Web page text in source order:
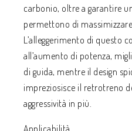
carbonio, oltre a garantire
permettono di
L’alleggerimento di questo
all’aumento di potenza,
di guida, mentre il design
impreziosisce il retrotreno
aggressività in più.
Applicabilità